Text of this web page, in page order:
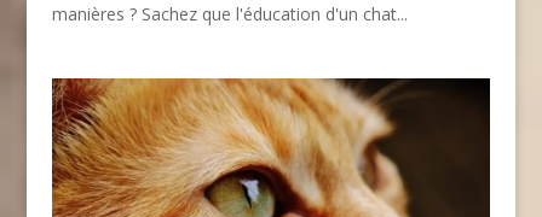
manières ? Sachez que l'éducation d'un chat...